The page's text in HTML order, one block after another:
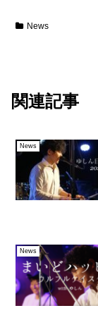
News
関連記事
News
News